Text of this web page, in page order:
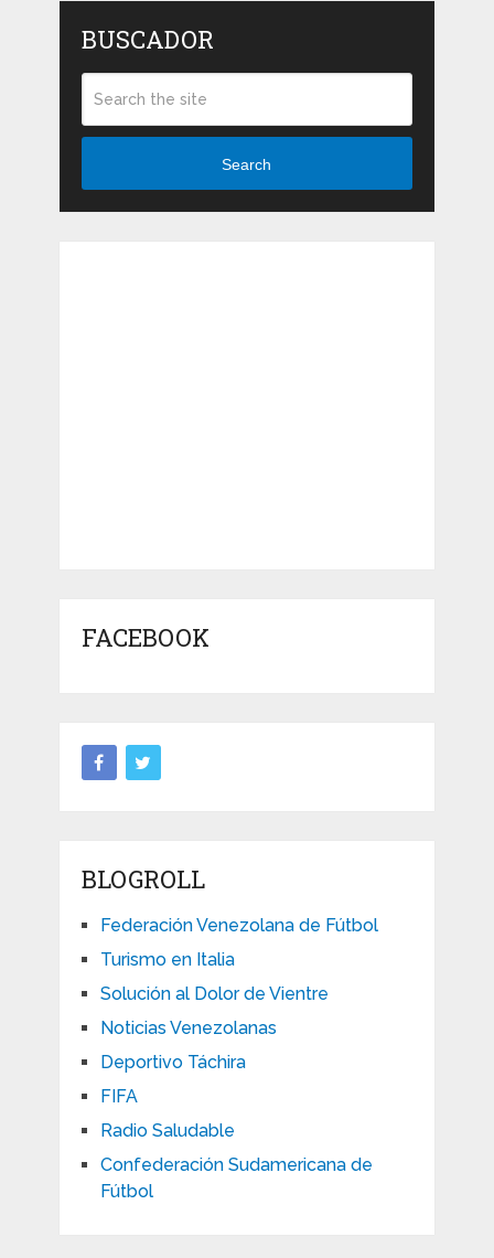
BUSCADOR
Search
FACEBOOK
BLOGROLL
Federación Venezolana de Fútbol
Turismo en Italia
Solución al Dolor de Vientre
Noticias Venezolanas
Deportivo Táchira
FIFA
Radio Saludable
Confederación Sudamericana de
Fútbol